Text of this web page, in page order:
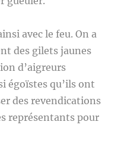
avec le feu. On a
des gilets jaunes
d’aigreurs
égoïstes qu’ils ont
des revendications
représentants pour